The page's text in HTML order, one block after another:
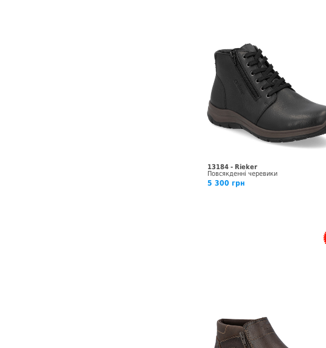
13184 - Rieker
Повсякденні черевики
5 300 грн